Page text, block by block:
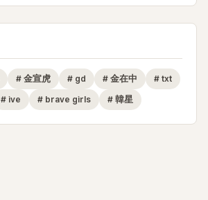
# 金宣虎 # gd # 金在中 # txt
# ive # brave girls # 韓星